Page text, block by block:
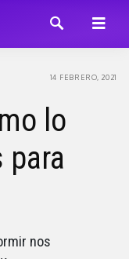
14 FEBRERO, 2021
lo
para
nos